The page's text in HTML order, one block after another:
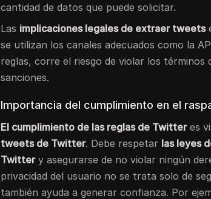
cantidad de datos que puede solicitar.
Las implicaciones legales de extraer tweets
se utilizan los canales adecuados como la
reglas, corre el riesgo de violar los
sanciones.
Importancia del cumplimiento en el
El cumplimiento de las reglas de Twitteres
tweets de Twitter. Debe respetar las leyes
Twittery asegurarse de no violar ningún
privacidad del usuario no se trata solo de
también ayuda a generar confianza. Por